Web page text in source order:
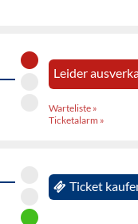
Leider
Warteliste »
Ticketalarm »
Ticket